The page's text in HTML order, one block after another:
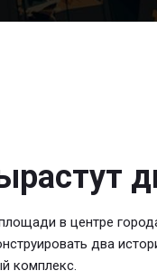
в центре
два
комплекс.